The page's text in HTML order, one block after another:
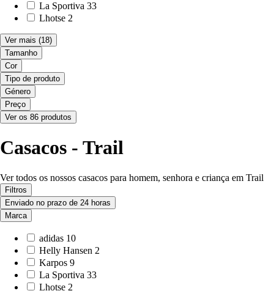
La Sportiva 33
Lhotse 2
Ver mais (18)
Tamanho
Cor
Tipo de produto
Género
Preço
Ver os 86 produtos
Casacos - Trail
Ver todos os nossos casacos para homem, senhora e criança em Trail
Filtros
Enviado no prazo de 24 horas
Marca
adidas 10
Helly Hansen 2
Karpos 9
La Sportiva 33
Lhotse 2